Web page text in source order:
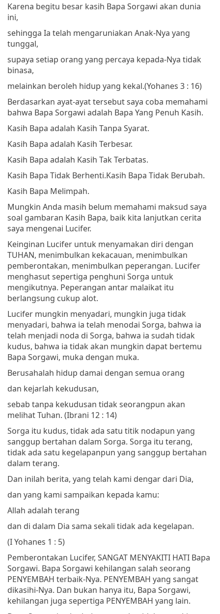
Karena begitu besar kasih Bapa Sorgawi akan dunia
ini,
sehingga Ia telah mengaruniakan Anak-Nya yang
tunggal,
supaya setiap orang yang percaya kepada-Nya tidak
binasa,
melainkan beroleh hidup yang kekal.(Yohanes 3 : 16)
Berdasarkan ayat-ayat tersebut saya coba memahami
bahwa Bapa Sorgawi adalah Bapa Yang Penuh Kasih.
Kasih Bapa adalah Kasih Tanpa Syarat.
Kasih Bapa adalah Kasih Terbesar.
Kasih Bapa adalah Kasih Tak Terbatas.
Kasih Bapa Tidak Berhenti.Kasih Bapa Tidak Berubah.
Kasih Bapa Melimpah.
Mungkin Anda masih belum memahami maksud saya
soal gambaran Kasih Bapa, baik kita lanjutkan cerita
saya mengenai Lucifer.
Keinginan Lucifer untuk menyamakan diri dengan
TUHAN, menimbulkan kekacauan, menimbulkan
pemberontakan, menimbulkan peperangan. Lucifer
menghasut sepertiga penghuni Sorga untuk
mengikutnya. Peperangan antar malaikat itu
berlangsung cukup alot.
Lucifer mungkin menyadari, mungkin juga tidak
menyadari, bahwa ia telah menodai Sorga, bahwa ia
telah menjadi noda di Sorga, bahwa ia sudah tidak
kudus, bahwa ia tidak akan mungkin dapat bertemu
Bapa Sorgawi, muka dengan muka.
Berusahalah hidup damai dengan semua orang
dan kejarlah kekudusan,
sebab tanpa kekudusan tidak seorangpun akan
melihat Tuhan. (Ibrani 12 : 14)
Sorga itu kudus, tidak ada satu titik nodapun yang
sanggup bertahan dalam Sorga. Sorga itu terang,
tidak ada satu kegelapanpun yang sanggup bertahan
dalam terang.
Dan inilah berita, yang telah kami dengar dari Dia,
dan yang kami sampaikan kepada kamu:
Allah adalah terang
dan di dalam Dia sama sekali tidak ada kegelapan.
(I Yohanes 1 : 5)
Pemberontakan Lucifer, SANGAT MENYAKITI HATI Bapa
Sorgawi. Bapa Sorgawi kehilangan salah seorang
PENYEMBAH terbaik-Nya. PENYEMBAH yang sangat
dikasihi-Nya. Dan bukan hanya itu, Bapa Sorgawi,
kehilangan juga sepertiga PENYEMBAH yang lain.